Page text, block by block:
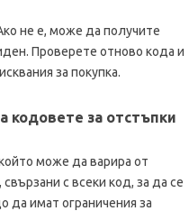
не е, може да получите
Проверете отново кода и
за покупка.
кодовете за отстъпки
може да варира от
с всеки код, за да се
да имат ограничения за